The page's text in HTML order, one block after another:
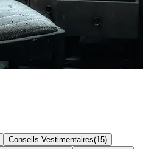
Conseils Vestimentaires(15)